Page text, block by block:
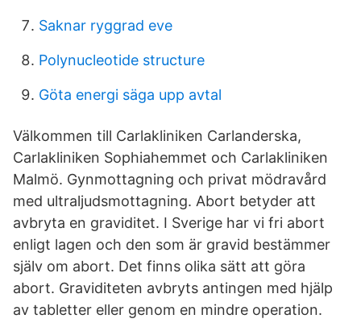
Saknar ryggrad eve
Polynucleotide structure
Göta energi säga upp avtal
Välkommen till Carlakliniken Carlanderska,
Carlakliniken Sophiahemmet och Carlakliniken
Malmö. Gynmottagning och privat mödravård
med ultraljudsmottagning. Abort betyder att
avbryta en graviditet. I Sverige har vi fri abort
enligt lagen och den som är gravid bestämmer
själv om abort. Det finns olika sätt att göra
abort. Graviditeten avbryts antingen med hjälp
av tabletter eller genom en mindre operation.